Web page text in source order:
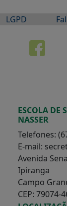
LGPD
ESCOLA DE
NASSER
Telefones:
E-mail:
Avenida
Ipiranga
Campo
CEP: 79074-